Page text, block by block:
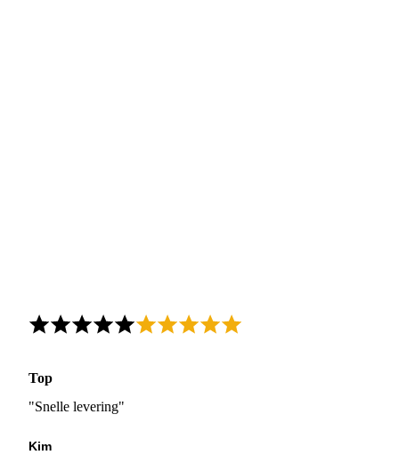
Top
"Snelle levering"
Kim